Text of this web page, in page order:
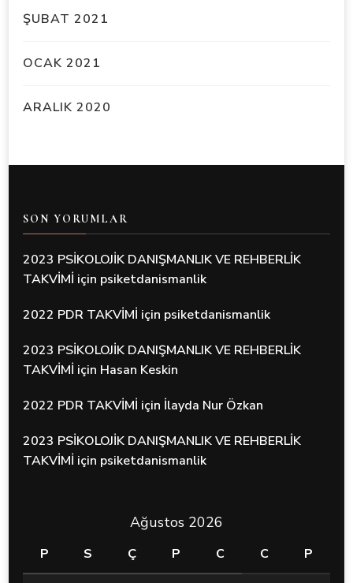
ŞUBAT 2021
OCAK 2021
ARALIK 2020
SON YORUMLAR
2023 PSİKOLOJİK DANIŞMANLIK VE REHBERLİK
TAKVİMİ için psiketdanismanlik
2022 PDR TAKVİMİ için psiketdanismanlik
2023 PSİKOLOJİK DANIŞMANLIK VE REHBERLİK
TAKVİMİ için Hasan Keskin
2022 PDR TAKVİMİ için İlayda Nur Özkan
2023 PSİKOLOJİK DANIŞMANLIK VE REHBERLİK
TAKVİMİ için psiketdanismanlik
Ağustos 2026
P S Ç P C C P